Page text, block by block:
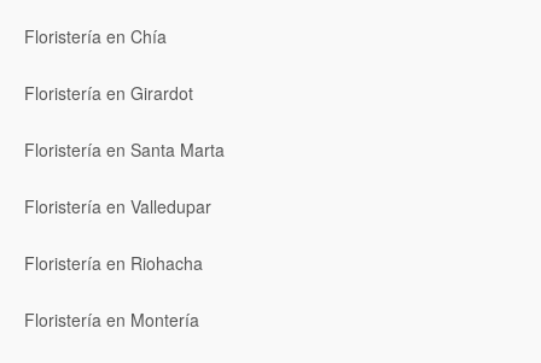
Floristería en Chía
Floristería en Girardot
Floristería en Santa Marta
Floristería en Valledupar
Floristería en Riohacha
Floristería en Montería